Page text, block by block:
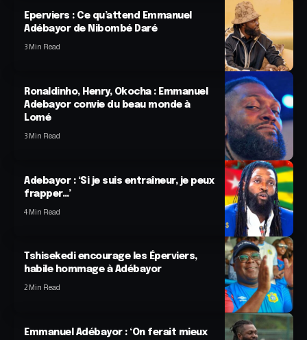
Eperviers : Ce qu’attend Emmanuel
Adébayor de Nibombé Daré
3 Min Read
Ronaldinho, Henry, Okocha : Emmanuel
Adebayor convie du beau monde à
Lomé
3 Min Read
Adebayor : ‘Si je suis entraîneur, je peux
frapper…’
4 Min Read
Tshisekedi encourage les Éperviers,
habile hommage à Adébayor
2 Min Read
Emmanuel Adébayor : ‘On ferait mieux